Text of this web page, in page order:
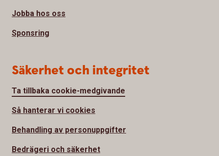
Jobba hos oss
Sponsring
Säkerhet och integritet
Ta tillbaka cookie-medgivande
Så hanterar vi cookies
Behandling av personuppgifter
Bedrägeri och säkerhet